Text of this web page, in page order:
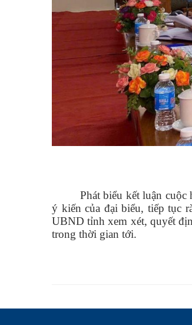
Phát biểu kết luận
ý kiến của đại biểu, tiếp tục
UBND tỉnh xem xét, quyết
trong thời gian tới.